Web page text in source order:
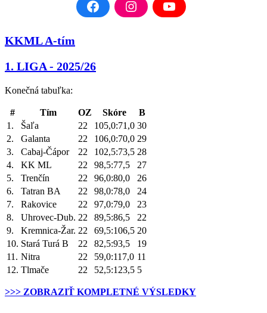
KKML A-tím
1. LIGA - 2025/26
Konečná tabuľka:
# Tím OZ Skóre
B
1.
Šaľa 22 105,0:71,0 30
2.
Galanta 22 106,0:70,0 29
3.
Cabaj-Čápor 22 102,5:73,5 28
4.
KK ML 22 98,5:77,5
27
5.
Trenčín 22 96,0:80,0
26
6.
Tatran BA 22 98,0:78,0
24
7.
Rakovice 22 97,0:79,0
23
8.
Uhrovec-Dub. 22 89,5:86,5
22
9.
Kremnica-Žar. 22 69,5:106,5 20
10. Stará Turá B 22 82,5:93,5
19
11. Nitra 22 59,0:117,0 11
12. Tlmače 22 52,5:123,5 5
>>> ZOBRAZIŤ KOMPLETNÉ VÝSLEDKY